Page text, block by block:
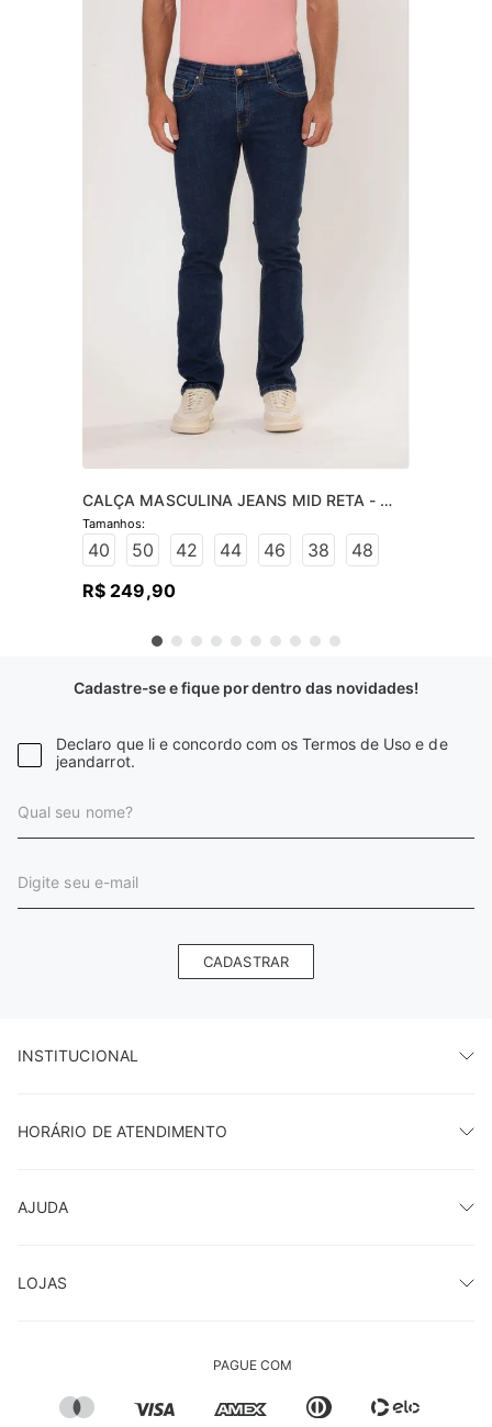
CALÇA MASCULINA JEANS MID RETA -
JEANS ESCURO
40 50 42 44 46 38
48
R$ 249,90
Cadastre-se e fique por dentro das novidades!
Declaro que li e concordo com os Termos de Uso e de
jeandarrot.
CADASTRAR
INSTITUCIONAL
HORÁRIO DE ATENDIMENTO
AJUDA
LOJAS
PAGUE COM